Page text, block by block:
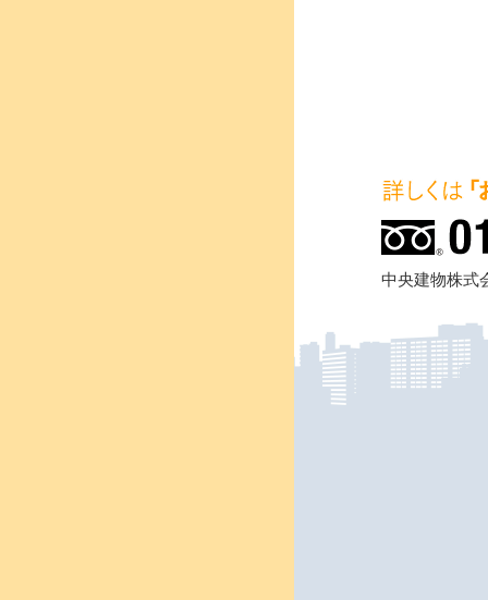
中央建物株式